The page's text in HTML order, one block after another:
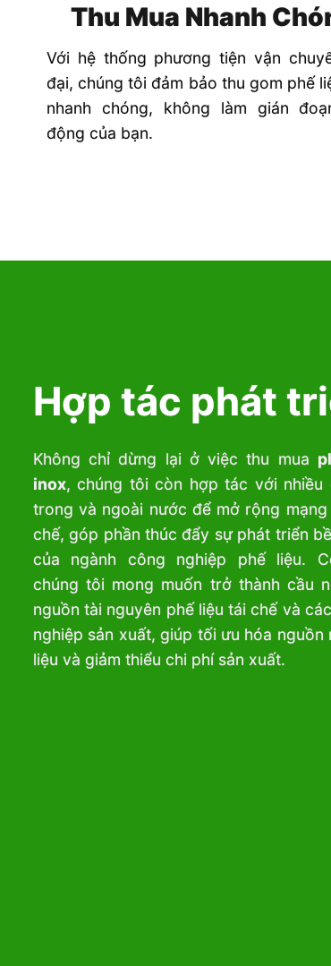
Thu Mua Nhanh
Với hệ thống phương tiện vận
đại, chúng tôi đảm bảo thu gom phế
nhanh chóng, không làm gián
động của bạn.
Hợp tác phát
Không chỉ dừng lại ở việc thu mua
inox, chúng tôi còn hợp tác với nhiều
trong và ngoài nước để mở rộng
chế, góp phần thúc đẩy sự phát triển
của ngành công nghiệp phế liệu.
chúng tôi mong muốn trở thành cầu
nguồn tài nguyên phế liệu tái chế và
nghiệp sản xuất, giúp tối ưu hóa nguồn
liệu và giảm thiểu chi phí sản xuất.